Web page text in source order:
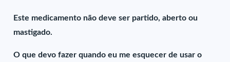
Este medicamento não deve ser partido, aberto ou
mastigado.
O que devo fazer quando eu me esquecer de usar o